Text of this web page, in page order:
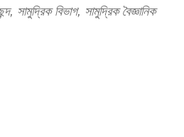
সামুদ্রিক বিভাগ, সামুদ্রিক বৈজ্ঞানিক